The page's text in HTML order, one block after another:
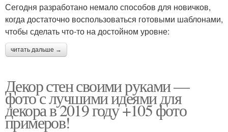
Сегодня разработано немало способов для новичков,
когда достаточно воспользоваться готовыми шаблонами,
чтобы сделать что-то на достойном уровне:
читать дальше →
Декор стен своими руками —
фото с лучшими идеями для
декора в 2019 году +105 фото
примеров!